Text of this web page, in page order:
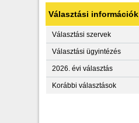
Választási információk
Választási szervek
Választási ügyintézés
2026. évi választás
Korábbi választások